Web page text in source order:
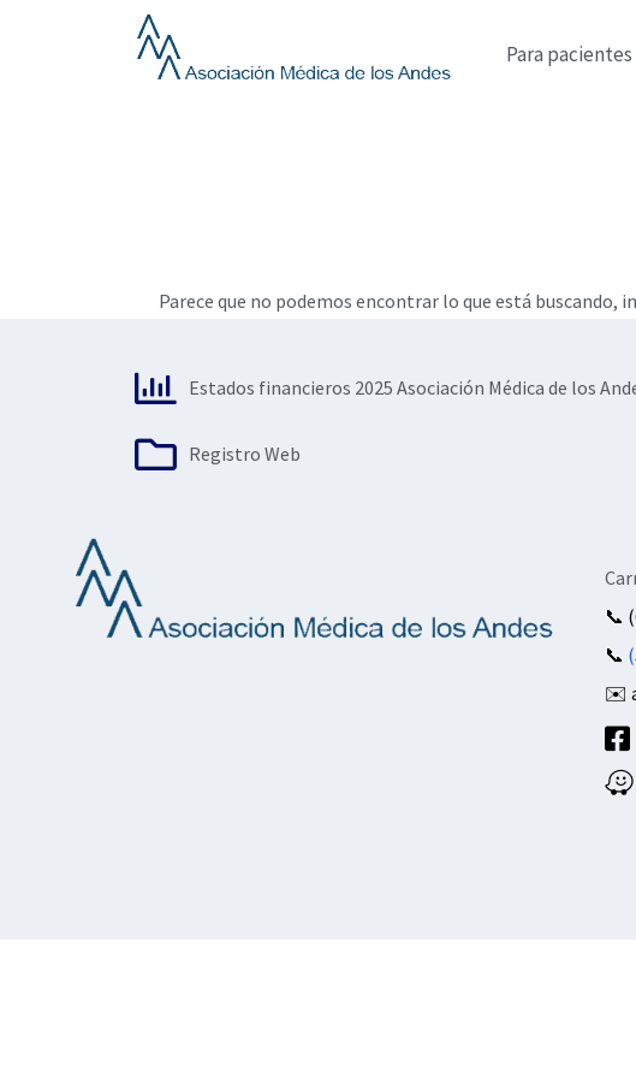
Para pacientes
Parece que no podemos encontrar lo que está buscando,
Estados financieros 2025 Asociación Médica de los
Registro Web
📞
📞
✉️